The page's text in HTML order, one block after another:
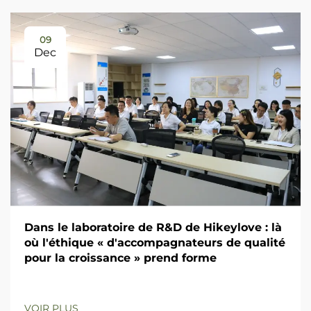
09
Dec
Dans le laboratoire de R&D de Hikeylove : là
où l'éthique « d'accompagnateurs de qualité
pour la croissance » prend forme
VOIR PLUS